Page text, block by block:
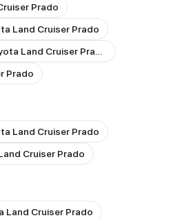
Prado
Land Cruiser Prado
Prado
Land Cruiser Prado
Cruiser Prado
Land Cruiser Prado